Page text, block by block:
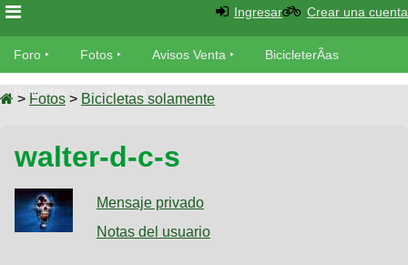
Foro
Foro
MecÃ¡nica
Fotos
SUBÃ
Galeria
Avisos
Ventas
SUBÃ
BicicleterÃ­
Ingresar Crear una cuenta
Foro Fotos Avisos Venta BicicleterÃ­as
Bicicletas Videos
> Fotos > Bicicletas solamente
walter-d-c-s
Mensaje privado
Notas del usuario